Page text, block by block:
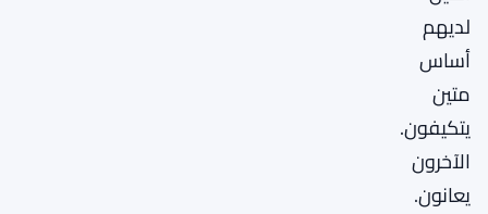
لديهم
أساس
متين
يتكيفون.
الآخرون
يعانون.